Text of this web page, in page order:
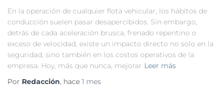
En la operación de cualquier flota vehicular, los hábitos de
conducción suelen pasar desapercibidos. Sin embargo,
detrás de cada aceleración brusca, frenado repentino o
exceso de velocidad, existe un impacto directo no solo en la
seguridad, sino también en los costos operativos de la
empresa. Hoy, más que nunca, mejorar Leer más
Por Redacción, hace 1 mes